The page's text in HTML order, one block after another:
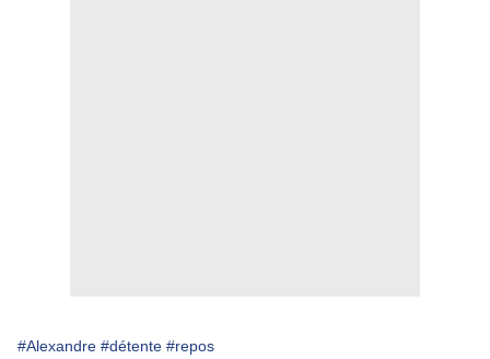
#Alexandre #détente #repos